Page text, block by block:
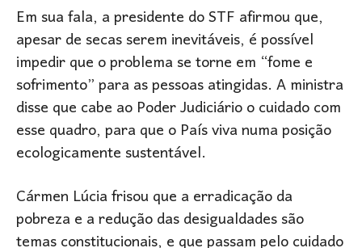
Em sua fala, a presidente do STF afirmou que,
apesar de secas serem inevitáveis, é possível
impedir que o problema se torne em “fome e
sofrimento” para as pessoas atingidas. A ministra
disse que cabe ao Poder Judiciário o cuidado com
esse quadro, para que o País viva numa posição
ecologicamente sustentável.
Cármen Lúcia frisou que a erradicação da
pobreza e a redução das desigualdades são